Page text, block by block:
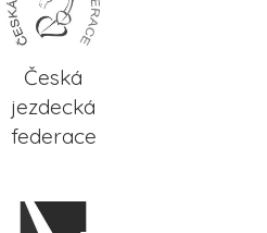
Česká
jezdecká
federace